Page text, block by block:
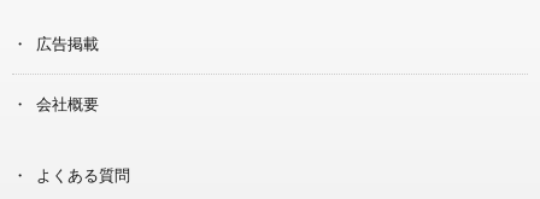
広告掲載
会社概要
よくある質問